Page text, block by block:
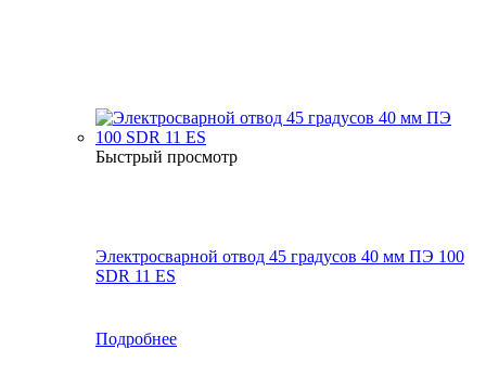
Быстрый просмотр
Электросварной отвод 45 градусов 40 мм ПЭ 100
SDR 11 ES
Подробнее